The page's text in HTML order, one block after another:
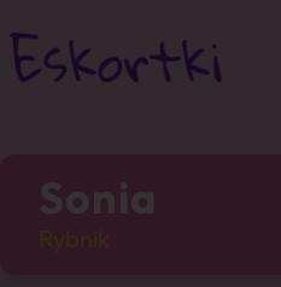
Sonia